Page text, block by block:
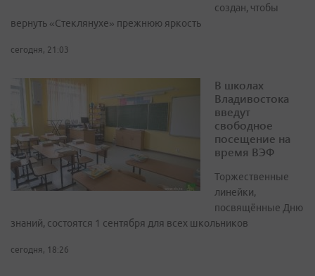
создан, чтобы
вернуть «Стеклянухе» прежнюю яркость
сегодня, 21:03
В школах
Владивостока
введут
свободное
посещение на
время ВЭФ
Торжественные
линейки,
посвящённые Дню
знаний, состоятся 1 сентября для всех школьников
сегодня, 18:26